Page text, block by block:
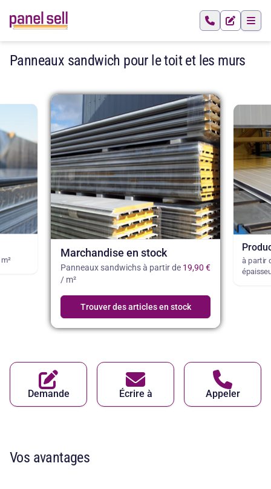
Panneaux sandwich pour le toit et les murs
Marchandise en stock
Panneaux sandwichs à partir de 19,90 €
/ m²
Trouver des articles en stock
à partir
Demande Écrire à Appeler
Vos avantages